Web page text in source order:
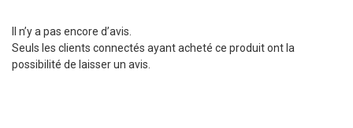
Il n’y a pas encore d’avis.
Seuls les clients connectés ayant acheté ce produit ont la
possibilité de laisser un avis.